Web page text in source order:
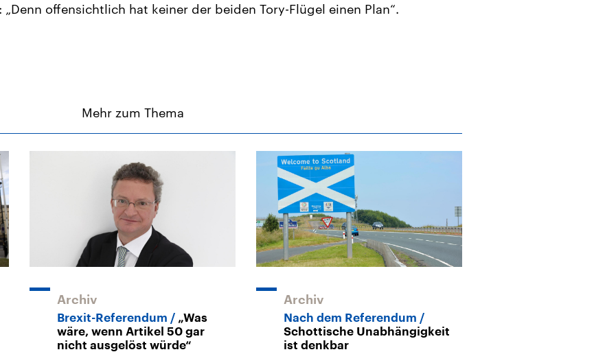
offensichtlich hat keiner der beiden Tory-Flügel einen Plan“.
Mehr zum Thema
Archiv
Brexit-Referendum
„Was
wäre, wenn Artikel 50 gar
nicht ausgelöst würde“
Archiv
Nach dem Referendum
Schottische Unabhängigkeit
ist denkbar